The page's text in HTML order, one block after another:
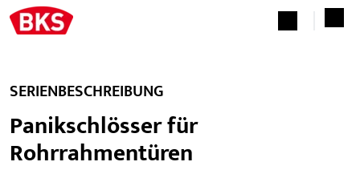
SERIENBESCHREIBUNG
Panikschlösser für
Rohrrahmentüren